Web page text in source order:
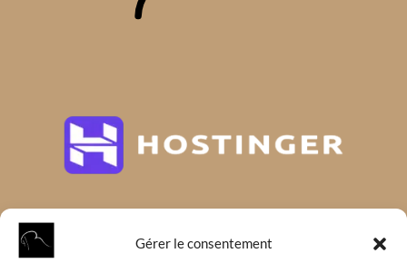
Gérer le consentement